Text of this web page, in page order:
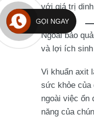
với giá trị
Ngoài bảo
và lợi ích
Vi khuẩn axit
sức khỏe của
ngoài việc ổn
năng của
GỌI NGAY